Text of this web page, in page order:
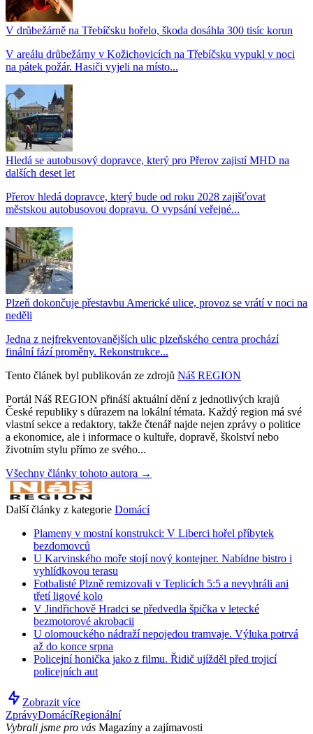
V drůbežárně na Třebíčsku hořelo, škoda dosáhla 300 tisíc korun
V areálu drůbežárny v Kožichovicích na Třebíčsku vypukl v noci
na pátek požár. Hasiči vyjeli na místo...
Hledá se autobusový dopravce, který pro Přerov zajistí MHD na
dalších deset let
Přerov hledá dopravce, který bude od roku 2028 zajišťovat
městskou autobusovou dopravu. O vypsání veřejné...
Plzeň dokončuje přestavbu Americké ulice, provoz se vrátí v noci na
neděli
Jedna z nejfrekventovanějších ulic plzeňského centra prochází
finální fází proměny. Rekonstrukce...
Tento článek byl publikován ze zdrojů Náš REGION
Portál Náš REGION přináší aktuální dění z jednotlivých krajů
České republiky s důrazem na lokální témata. Každý region má své
vlastní sekce a redaktory, takže čtenář najde nejen zprávy o politice
a ekonomice, ale i informace o kultuře, dopravě, školství nebo
životním stylu přímo ze svého...
Všechny články tohoto autora →
Další články z kategorie Domácí
Plameny v mostní konstrukci: V Liberci hořel příbytek
bezdomovců
U Karvinského moře stojí nový kontejner. Nabídne bistro i
vyhlídkovou terasu
Fotbalisté Plzně remizovali v Teplicích 5:5 a nevyhráli ani
třetí ligové kolo
V Jindřichově Hradci se předvedla špička v letecké
bezmotorové akrobacii
U olomouckého nádraží nepojedou tramvaje. Výluka potrvá
až do konce srpna
Policejní honička jako z filmu. Řidič ujížděl před trojicí
policejních aut
Zobrazit více
ZprávyDomácíRegionální
Vybrali jsme pro vás Magazíny a zajímavosti